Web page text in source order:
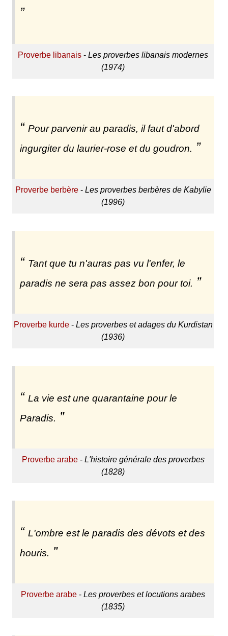
Proverbe libanais -Les proverbes libanais modernes
(1974)
Pour parvenir au paradis, il faut d'abord
ingurgiter du laurier-rose et du goudron.
Proverbe berbère- Les proverbes berbères de Kabylie
(1996)
Tant que tu n'auras pas vu l'enfer, le
paradis ne sera pas assez bon pour toi.
Proverbe kurde- Les proverbes et adages du Kurdistan
(1936)
La vie est une quarantaine pour le
Paradis.
Proverbe arabe- L'histoire générale des proverbes
(1828)
L'ombre est le paradis des dévots et des
houris.
Proverbe arabe -Les proverbes et locutions arabes
(1835)